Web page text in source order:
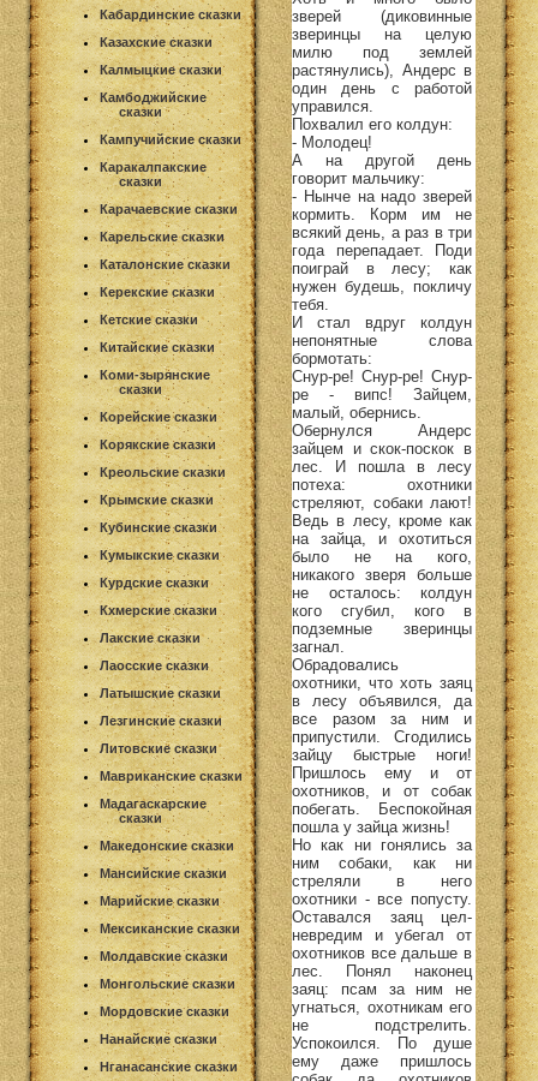
Кабардинские сказки
Казахские сказки
Калмыцкие сказки
Камбоджийские
сказки
Кампучийские сказки
Каракалпакские
сказки
Карачаевские сказки
Карельские сказки
Каталонские сказки
Керекские сказки
Кетские сказки
Китайские сказки
Коми-зырянские
сказки
Корейские сказки
Корякские сказки
Креольские сказки
Крымские сказки
Кубинские сказки
Кумыкские сказки
Курдские сказки
Кхмерские сказки
Лакские сказки
Лаосские сказки
Латышские сказки
Лезгинские сказки
Литовские сказки
Мавриканские сказки
Мадагаскарские
сказки
Македонские сказки
Мансийские сказки
Марийские сказки
Мексиканские сказки
Молдавские сказки
Монгольские сказки
Мордовские сказки
Нанайские сказки
Нганасанские сказки
зверей (диковинные
зверинцы на целую
милю под землей
растянулись), Андерс в
один день с работой
управился.
Похвалил его колдун:
- Молодец!
А на другой день
говорит мальчику:
- Нынче на надо зверей
кормить. Корм им не
всякий день, а раз в три
года перепадает. Поди
поиграй в лесу; как
нужен будешь, покличу
тебя.
И стал вдруг колдун
непонятные слова
бормотать:
Снур-ре! Снур-ре! Снур-
ре - випс! Зайцем,
малый, обернись.
Обернулся Андерс
зайцем и скок-поскок в
лес. И пошла в лесу
потеха: охотники
стреляют, собаки лают!
Ведь в лесу, кроме как
на зайца, и охотиться
было не на кого,
никакого зверя больше
не осталось: колдун
кого сгубил, кого в
подземные зверинцы
загнал.
Обрадовались
охотники, что хоть заяц
в лесу объявился, да
все разом за ним и
припустили. Сгодились
зайцу быстрые ноги!
Пришлось ему и от
охотников, и от собак
побегать. Беспокойная
пошла у зайца жизнь!
Но как ни гонялись за
ним собаки, как ни
стреляли в него
охотники - все попусту.
Оставался заяц цел-
невредим и убегал от
охотников все дальше в
лес. Понял наконец
заяц: псам за ним не
угнаться, охотникам его
не подстрелить.
Успокоился. По душе
ему даже пришлось